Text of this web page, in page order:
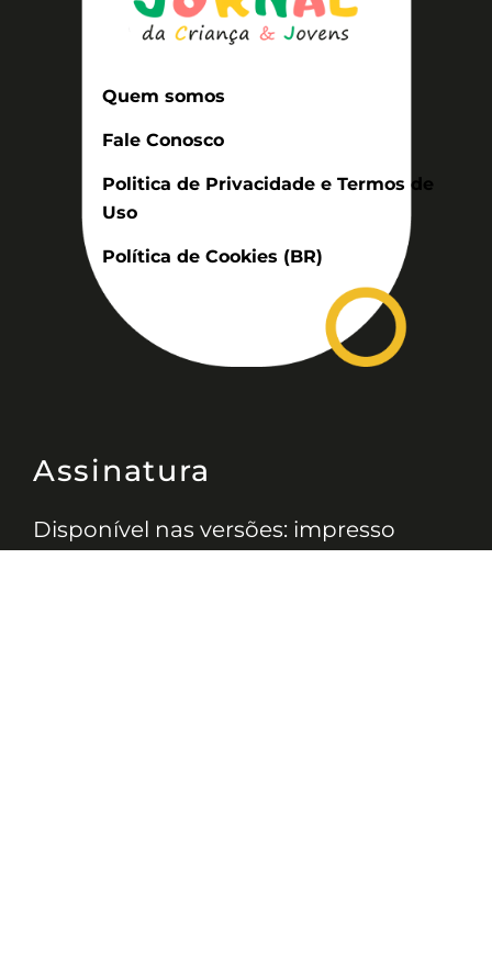
Quem somos
Fale Conosco
Politica de Privacidade e Termos de
Uso
Política de Cookies (BR)
Assinatura
Disponível nas versões: impresso